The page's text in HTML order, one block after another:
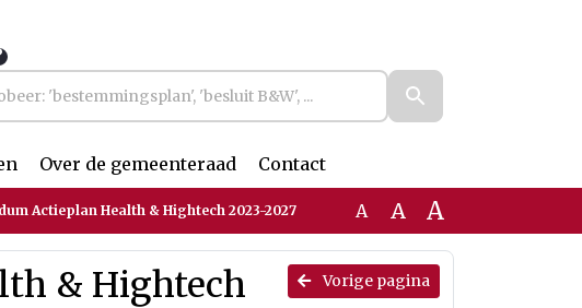
Over de gemeenteraad Contact
Actieplan Health & Hightech 2023-2027 A A A
Vorige pagina
& Hightech